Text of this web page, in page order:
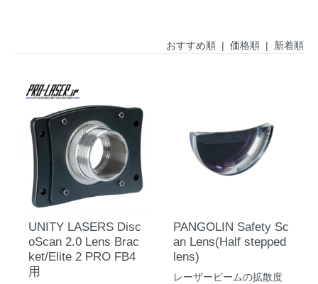
おすすめ順 | 価格順 | 新着順
UNITY LASERS Disc
oScan 2.0 Lens Brac
ket/Elite 2 PRO FB4
用
PANGOLIN Safety Sc
an Lens(Half stepped
lens)
レーザービームの拡散度